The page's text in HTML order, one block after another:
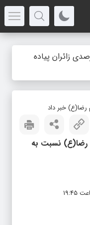
۴۰ درصدی زائران پیاده
رضا(ع) خبر داد
امام رضا(ع) نسبت به